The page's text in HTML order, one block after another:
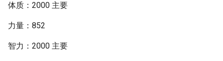
体质：2000 主要
力量：852
智力：2000 主要